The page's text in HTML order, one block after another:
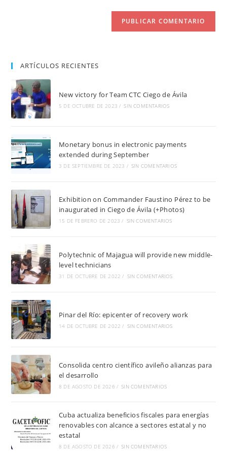
ARTÍCULOS RECIENTES
New victory for Team CTC Ciego de Ávila
5 DE OCTUBRE DE 2023 / SIN COMENTARIOS
Monetary bonus in electronic payments
extended during September
3 DE SEPTIEMBRE DE 2023 / SIN COMENTARIOS
Exhibition on Commander Faustino Pérez to be
inaugurated in Ciego de Ávila (+Photos)
15 DE FEBRERO DE 2023 / SIN COMENTARIOS
Polytechnic of Majagua will provide new middle-
level technicians
31 DE OCTUBRE DE 2022 / SIN COMENTARIOS
Pinar del Río: epicenter of recovery work
14 DE OCTUBRE DE 2022 / SIN COMENTARIOS
Consolida centro científico avileño alianzas para
el desarrollo
8 DE AGOSTO DE 2026 / SIN COMENTARIOS
Cuba actualiza beneficios fiscales para energías
renovables con alcance a sectores estatal y no
estatal
8 DE AGOSTO DE 2026 / SIN COMENTARIOS